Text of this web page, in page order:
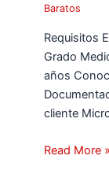
Baratos
Requisitos
Grado
años
cliente
Read More »